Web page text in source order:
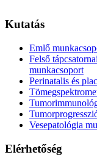
Kutatás
Emlő
Felső
munkacsoport
Perinatalis és
Vesepatológia
Elérhetőség